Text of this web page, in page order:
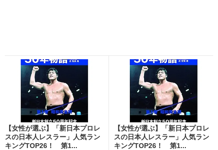
【女性が選ぶ】「新日本プロレ
スの日本人レスラー」人気ラン
キングTOP26！ 第1...
【女性が選ぶ】「新日本プロレ
スの日本人レスラー」人気ラン
キングTOP26！ 第1...